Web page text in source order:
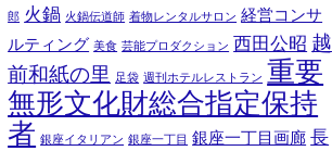
郎 火鍋 火鍋伝道師 着物レンタルサロン 経営コンサ
ルティング 美食 芸能プロダクション 西田公昭 越
前和紙の里 足袋 週刊ホテルレストラン 重要
無形文化財総合指定保持
者 銀座イタリアン 銀座一丁目 銀座一丁目画廊 長